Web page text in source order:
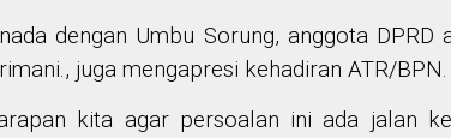
dengan Umbu Sorung, anggota
juga mengapresi kehadiran ATR/BPN.
kita agar persoalan ini ada jalan